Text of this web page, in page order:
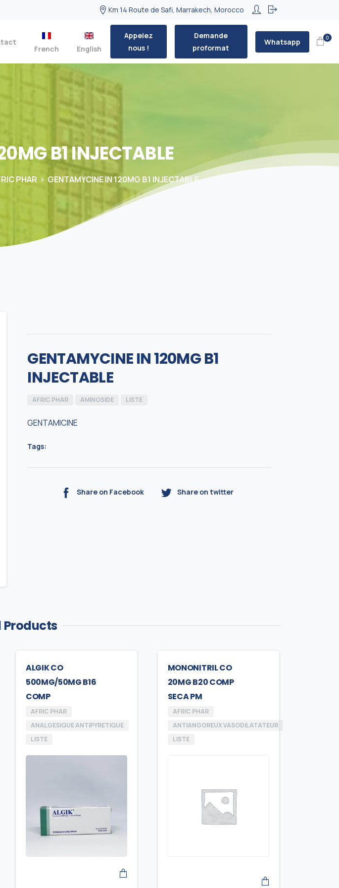
Km 14 Route de Safi, Marrakech, Morocco
French English
Appelez
nous !
Demande
proformat
Whatsapp 0
B1INJECTABLE
PHAR GENTAMYCINE IN 120MG B1 INJECTABLE
GENTAMYCINE IN 120MG B1
INJECTABLE
AFRIC PHAR AMINOSIDE LISTE
GENTAMICINE
Tags:
Share on Facebook Share on twitter
Products
ALGIK CO
500MG/50MG B16
COMP
AFRIC PHAR
ANALGESIQUE ANTIPYRETIQUE
LISTE
MONONITRIL CO
20MG B20 COMP
SECA PM
AFRIC PHAR
ANTIANGOREUX VASODILATATEUR
LISTE